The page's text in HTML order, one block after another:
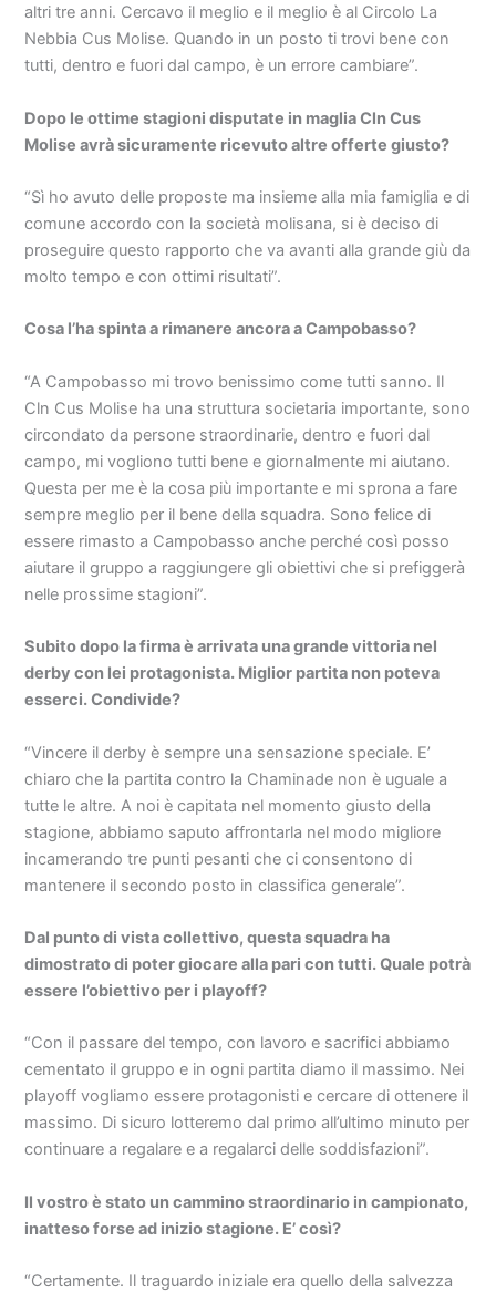
altri tre anni. Cercavo il meglio e il meglio è al Circolo La
Nebbia Cus Molise. Quando in un posto ti trovi bene con
tutti, dentro e fuori dal campo, è un errore cambiare”.
Dopo le ottime stagioni disputate in maglia Cln Cus
Molise avrà sicuramente ricevuto altre offerte giusto?
“Sì ho avuto delle proposte ma insieme alla mia famiglia e di
comune accordo con la società molisana, si è deciso di
proseguire questo rapporto che va avanti alla grande giù da
molto tempo e con ottimi risultati”.
Cosa l’ha spinta a rimanere ancora a Campobasso?
“A Campobasso mi trovo benissimo come tutti sanno. Il
Cln Cus Molise ha una struttura societaria importante, sono
circondato da persone straordinarie, dentro e fuori dal
campo, mi vogliono tutti bene e giornalmente mi aiutano.
Questa per me è la cosa più importante e mi sprona a fare
sempre meglio per il bene della squadra. Sono felice di
essere rimasto a Campobasso anche perché così posso
aiutare il gruppo a raggiungere gli obiettivi che si prefiggerà
nelle prossime stagioni”.
Subito dopo la firma è arrivata una grande vittoria nel
derby con lei protagonista. Miglior partita non poteva
esserci. Condivide?
“Vincere il derby è sempre una sensazione speciale. E’
chiaro che la partita contro la Chaminade non è uguale a
tutte le altre. A noi è capitata nel momento giusto della
stagione, abbiamo saputo affrontarla nel modo migliore
incamerando tre punti pesanti che ci consentono di
mantenere il secondo posto in classifica generale”.
Dal punto di vista collettivo, questa squadra ha
dimostrato di poter giocare alla pari con tutti. Quale potrà
essere l’obiettivo per i playoff?
“Con il passare del tempo, con lavoro e sacrifici abbiamo
cementato il gruppo e in ogni partita diamo il massimo. Nei
playoff vogliamo essere protagonisti e cercare di ottenere il
massimo. Di sicuro lotteremo dal primo all’ultimo minuto per
continuare a regalare e a regalarci delle soddisfazioni”.
Il vostro è stato un cammino straordinario in campionato,
inatteso forse ad inizio stagione. E’ così?
“Certamente. Il traguardo iniziale era quello della salvezza